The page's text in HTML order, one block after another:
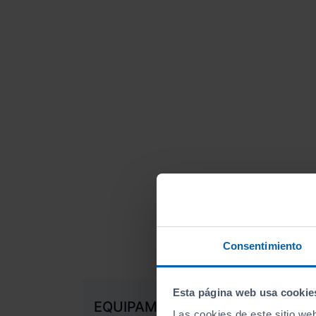
Consentimiento
Esta página web usa
EQUIPAMIENTO DE SERIE